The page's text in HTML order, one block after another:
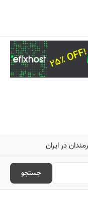
در ایران
جستجو